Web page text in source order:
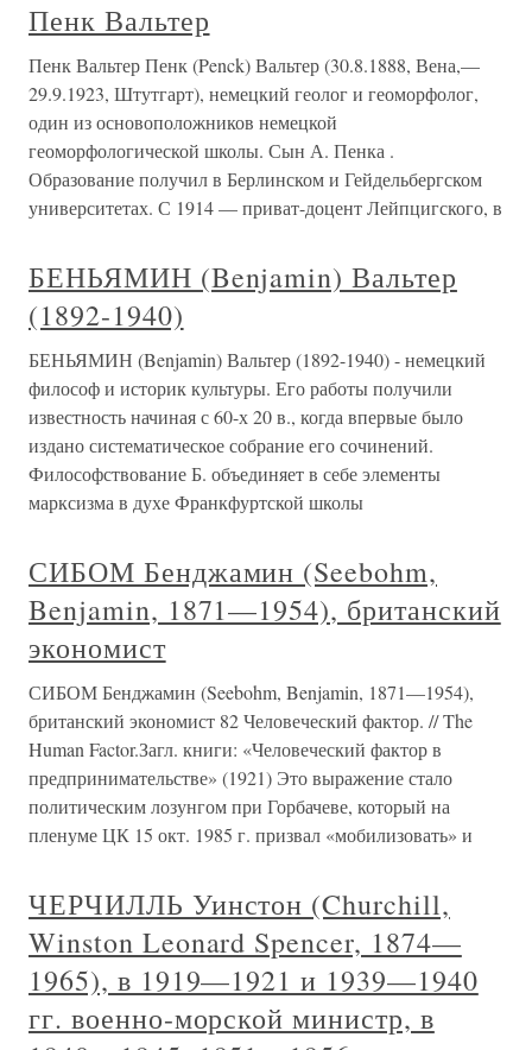
Пенк Вальтер
Пенк Вальтер Пенк (Penck) Вальтер (30.8.1888, Вена,—
29.9.1923, Штутгарт), немецкий геолог и геоморфолог,
один из основоположников немецкой
геоморфологической школы. Сын А. Пенка .
Образование получил в Берлинском и Гейдельбергском
университетах. С 1914 — приват-доцент Лейпцигского, в
БЕНЬЯМИН (Benjamin) Вальтер
(1892-1940)
БЕНЬЯМИН (Benjamin) Вальтер (1892-1940) - немецкий
философ и историк культуры. Его работы получили
известность начиная с 60-х 20 в., когда впервые было
издано систематическое собрание его сочинений.
Философствование Б. объединяет в себе элементы
марксизма в духе Франкфуртской школы
СИБОМ Бенджамин (Seebohm,
Benjamin, 1871—1954), британский
экономист
СИБОМ Бенджамин (Seebohm, Benjamin, 1871—1954),
британский экономист 82 Человеческий фактор. // The
Human Factor.Загл. книги: «Человеческий фактор в
предпринимательстве» (1921) Это выражение стало
политическим лозунгом при Горбачеве, который на
пленуме ЦК 15 окт. 1985 г. призвал «мобилизовать» и
ЧЕРЧИЛЛЬ Уинстон (Churchill,
Winston Leonard Spencer, 1874—
1965), в 1919—1921 и 1939—1940
гг. военно-морской министр, в